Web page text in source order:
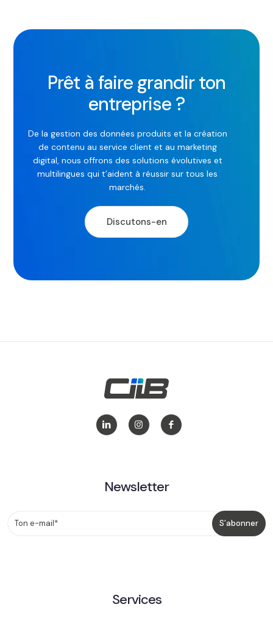
Prêt à faire grandir ton
entreprise ?
De la gestion des données produits et la création
de contenu au service client et au marketing
digital, nous offrons des solutions évolutives et
multilingues qui t’aident à réussir sur tous les
marchés.
Discutons-en
Newsletter
Services